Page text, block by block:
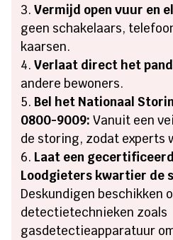
Vermijd open vuur en
geen schakelaars,
kaarsen.
Verlaat direct het
andere bewoners.
Bel het Nationaal
0800-9009: Vanuit een
de storing, zodat experts
Laat een
Loodgieters kwartier de
Deskundigen beschikken
detectietechnieken zoals
gasdetectieapparatuur